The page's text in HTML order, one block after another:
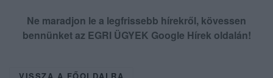
Ne maradjon le a legfrissebb hírekről, kövessen
bennünket az EGRI ÜGYEK Google Hírek oldalán!
VISSZA A FŐOLDALRA